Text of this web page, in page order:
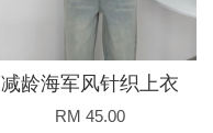
减龄海军风针织上衣
RM 45.00